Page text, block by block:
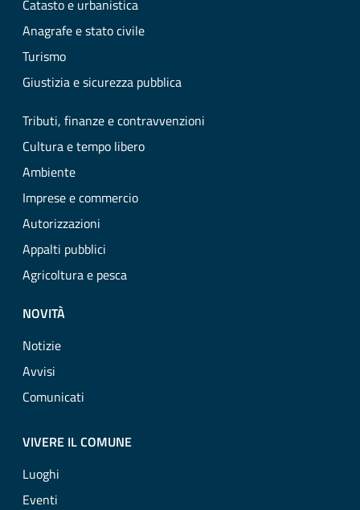
Catasto e urbanistica
Anagrafe e stato civile
Turismo
Giustizia e sicurezza pubblica
Tributi, finanze e contravvenzioni
Cultura e tempo libero
Ambiente
Imprese e commercio
Autorizzazioni
Appalti pubblici
Agricoltura e pesca
NOVITÀ
Notizie
Avvisi
Comunicati
VIVERE IL COMUNE
Luoghi
Eventi